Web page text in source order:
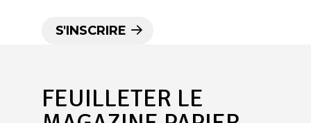
S'INSCRIRE
FEUILLETER LE